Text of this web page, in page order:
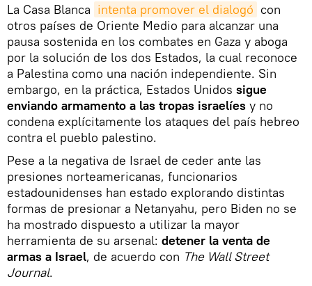
La Casa Blanca intenta promover el dialogó con
otros países de Oriente Medio para alcanzar una
pausa sostenida en los combates en Gaza y aboga
por la solución de los dos Estados, la cual reconoce
a Palestina como una nación independiente. Sin
embargo, en la práctica, Estados Unidos sigue
enviando armamento a las tropas israelíes y no
condena explícitamente los ataques del país hebreo
contra el pueblo palestino.
Pese a la negativa de Israel de ceder ante las
presiones norteamericanas, funcionarios
estadounidenses han estado explorando distintas
formas de presionar a Netanyahu, pero Biden no se
ha mostrado dispuesto a utilizar la mayor
herramienta de su arsenal: detener la venta de
armas a Israel, de acuerdo con The Wall Street
Journal.